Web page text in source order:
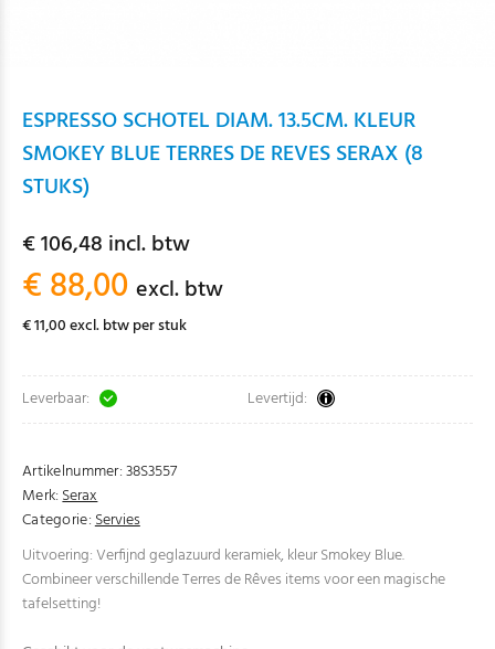
ESPRESSO SCHOTEL DIAM. 13.5CM. KLEUR
SMOKEY BLUE TERRES DE REVES SERAX (8
STUKS)
€ 106,48 incl. btw
€ 88,00 excl. btw
€ 11,00 excl. btw per stuk
Leverbaar: Levertijd:
Artikelnummer:38S3557
Merk:Serax
Categorie:Servies
Uitvoering: Verfijnd geglazuurd keramiek, kleur Smokey Blue.
Combineer verschillende Terres de Rêves items voor een magische
tafelsetting!